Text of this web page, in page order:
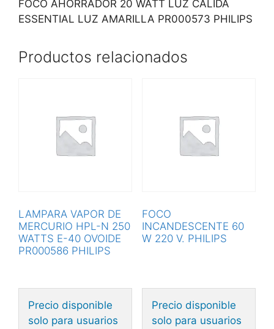
FOCO AHORRADOR 20 WATT LUZ CALIDA
ESSENTIAL LUZ AMARILLA PR000573 PHILIPS
Productos relacionados
LAMPARA VAPOR DE
MERCURIO HPL-N 250
WATTS E-40 OVOIDE
PR000586 PHILIPS
Precio disponible
solo para usuarios
FOCO
INCANDESCENTE 60
W 220 V. PHILIPS
Precio disponible
solo para usuarios